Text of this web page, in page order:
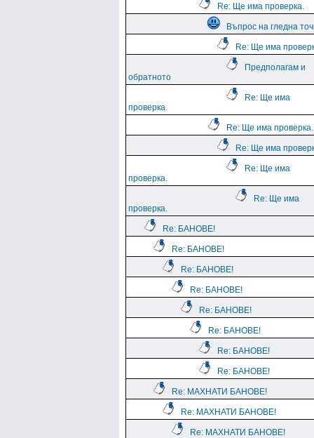
Re: Ще има проверка.
Въпрос на гледна
Re: Ще има
Предполагам и
обратното
Re: Ще има
проверка.
Re: Ще има проверка.
Re: Ще има
Re: Ще има
проверка.
Re: Ще има
проверка.
Re: БАНОВЕ!
Re: БАНОВЕ!
Re: БАНОВЕ!
Re: БАНОВЕ!
Re: БАНОВЕ!
Re: БАНОВЕ!
Re: БАНОВЕ!
Re: БАНОВЕ!
Re: МАХНАТИ БАНОВЕ!
Re: МАХНАТИ БАНОВЕ!
Re: МАХНАТИ БАНОВЕ!